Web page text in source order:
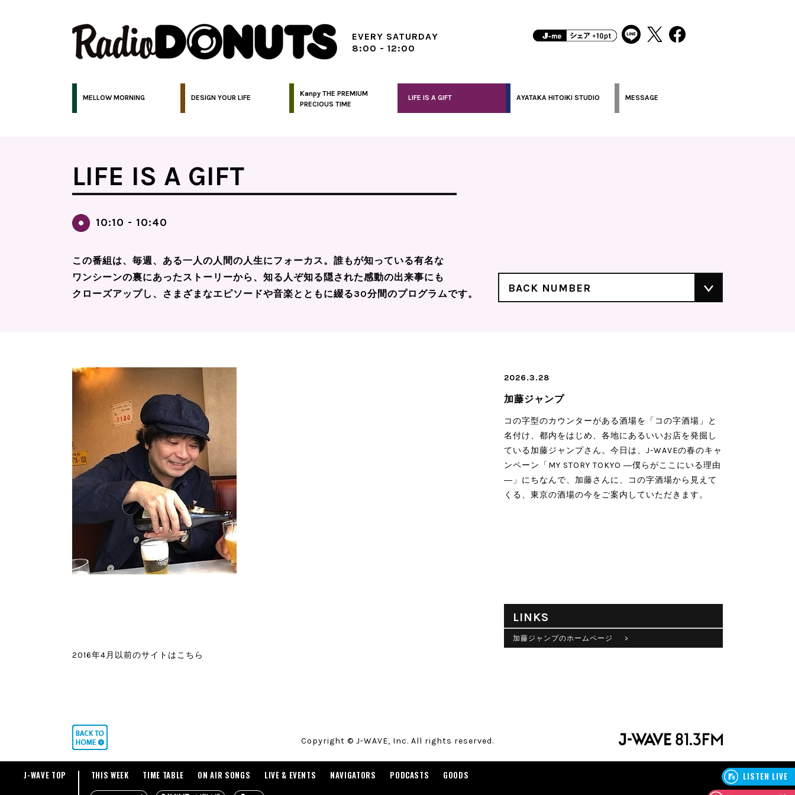
EVERY SATURDAY
8:00 - 12:00
MELLOW MORNING DESIGN YOUR LIFE
Kanpy THE PREMIUM
PRECIOUS TIME
LIFE IS A GIFT AYATAKA HITOIKI STUDIO MESSAGE
LIFE IS A GIFT
10:10 - 10:40
この番組は、毎週、ある一人の人間の人生にフォーカス。誰もが知っている有名な
ワンシーンの裏にあったストーリーから、知る人ぞ知る隠された感動の出来事にも
クローズアップし、さまざまなエピソードや音楽とともに綴る30分間のプログラムです。
BACK NUMBER
2026.3.28
加藤ジャンプ
コの字型のカウンターがある酒場を「コの字酒場」と
名付け、都内をはじめ、各地にあるいいお店を発掘し
ている加藤ジャンプさん。今日は、J-WAVEの春のキャ
ンペーン「MY STORY TOKYO ―僕らがここにいる理由
―」にちなんで、加藤さんに、コの字酒場から見えて
くる、東京の酒場の今をご案内していただきます。
LINKS
加藤ジャンプのホームページ >
2016年4月以前のサイトはこちら
Copyright © J-WAVE, Inc. All rights reserved.
J-WAVE TOP THIS WEEK TIME TABLE ON AIR SONGS LIVE & EVENTS NAVIGATORS PODCASTS GOODS